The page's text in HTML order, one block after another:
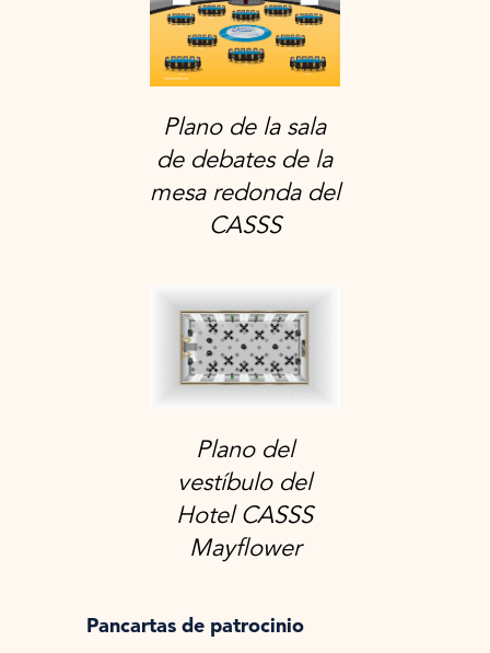
Plano de la sala
de debates de la
mesa redonda del
CASSS
Plano del
vestíbulo del
Hotel CASSS
Mayflower
Pancartas de patrocinio